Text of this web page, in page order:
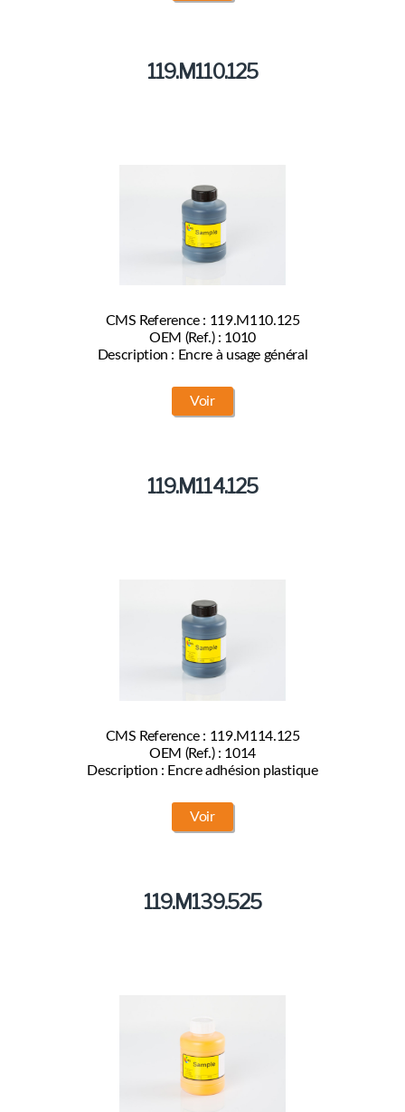
119.M110.125
CMS Reference : 119.M110.125
OEM (Ref.) : 1010
Description : Encre à usage général
Voir
119.M114.125
CMS Reference : 119.M114.125
OEM (Ref.) : 1014
Description : Encre adhésion plastique
Voir
119.M139.525